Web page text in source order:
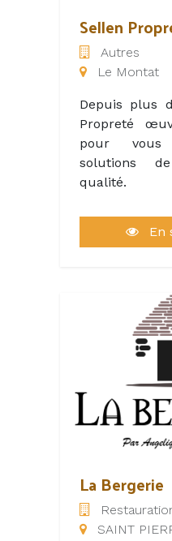
Sellen
Autres
Le Montat
Depuis plus
Propreté
pour vous
solutions
qualité.
Sellen
une
côtés,
secteur
la propreté et
Parce que
différents,
considération
vos
mesure.
De
bureaux
En
La Bergerie
SAINT